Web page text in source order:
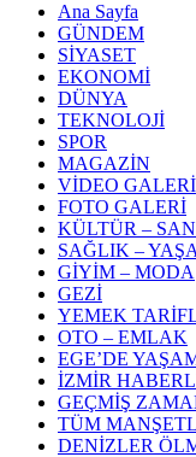
Ana Sayfa
GÜNDEM
SİYASET
EKONOMİ
DÜNYA
TEKNOLOJİ
SPOR
MAGAZİN
VİDEO GALERİ
FOTO GALERİ
KÜLTÜR –
SAĞLIK –
GİYİM – MODA
GEZİ
YEMEK
OTO – EMLAK
EGE’DE
İZMİR
GEÇMİŞ
TÜM
DENİZLER